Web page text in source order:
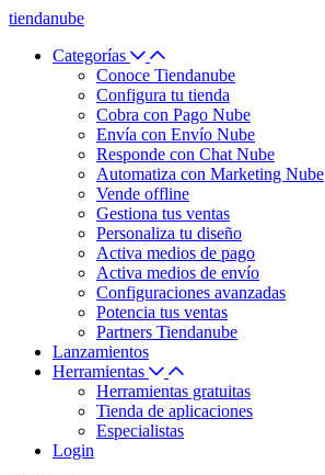
tiendanube
Categorías
Conoce Tiendanube
Configura tu tienda
Cobra con Pago Nube
Envía con Envío Nube
Responde con Chat Nube
Automatiza con Marketing Nube
Vende offline
Gestiona tus ventas
Personaliza tu diseño
Activa medios de pago
Activa medios de envío
Configuraciones avanzadas
Potencia tus ventas
Partners Tiendanube
Lanzamientos
Herramientas
Herramientas gratuitas
Tienda de aplicaciones
Especialistas
Login